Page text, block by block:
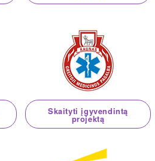
Skaityti įgyvendintą
projektą